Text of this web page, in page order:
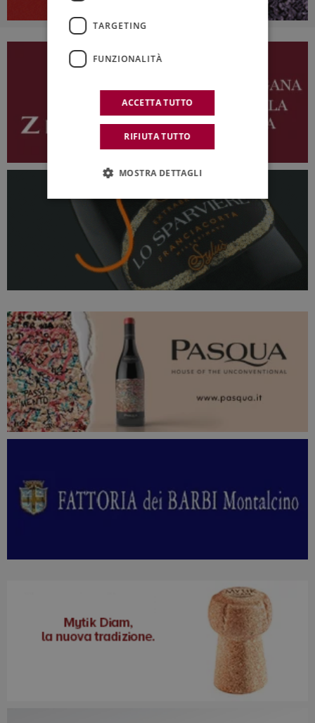
TARGETING
FUNZIONALITÀ
ACCETTA TUTTO
RIFIUTA TUTTO
MOSTRA DETTAGLI